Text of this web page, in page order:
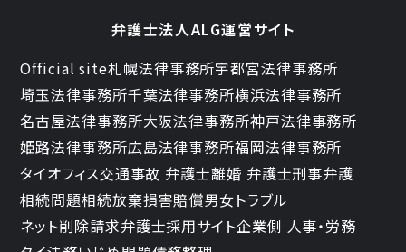
弁護士法人ALG運営サイト
Official site札幌法律事務所宇都宮法律事務所
埼玉法律事務所千葉法律事務所横浜法律事務所
名古屋法律事務所大阪法律事務所神戸法律事務所
姫路法律事務所広島法律事務所福岡法律事務所
タイオフィス交通事故 弁護士離婚 弁護士刑事弁護
相続問題相続放棄損害賠償男女トラブル
ネット削除請求弁護士採用サイト企業側 人事・労務